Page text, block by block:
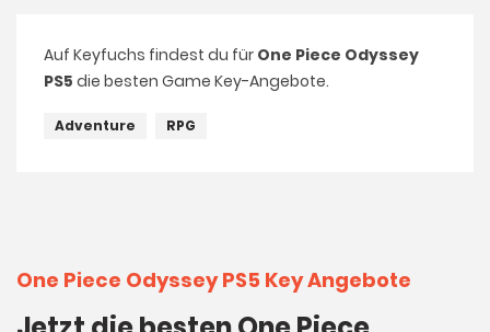
Auf Keyfuchs findest du für One Piece Odyssey
PS5 die besten Game Key-Angebote.
Adventure RPG
One Piece Odyssey PS5 Key Angebote